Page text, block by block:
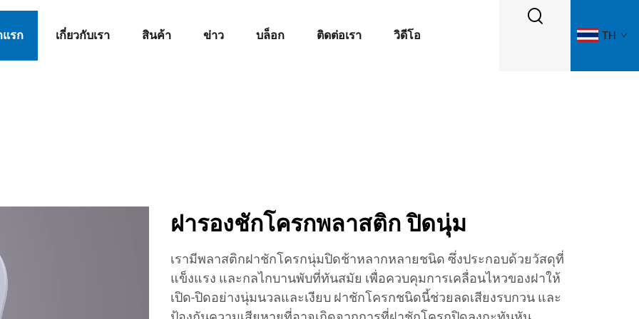
รก เกี่ยวกับเรา สินค้า ข่าว บล็อก ติดต่อเรา วิดีโอ TH
ฝารองชักโครกพลาสติก ปิดนุ่ม
เรามีพลาสติกฝาชักโครกนุ่มปิดช้าหลากหลายชนิด ซึ่งประกอบด้วยวัสดุที่
แข็งแรง และกลไกบานพับที่ทันสมัย เพื่อควบคุมการเคลื่อนไหวของฝาให้
เปิด-ปิดอย่างนุ่มนวลและเงียบ ฝาชักโครกชนิดนี้ช่วยลดเสียงรบกวน และ